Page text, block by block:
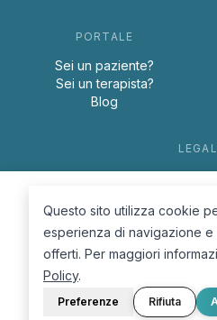
PORTALE
Sei un paziente?
Sei un terapista?
Blog
Cookie
Questo sito utilizza cookie
esperienza di navigazione e
offerti. Per maggiori
Policy.
Preferenze Rifiuta